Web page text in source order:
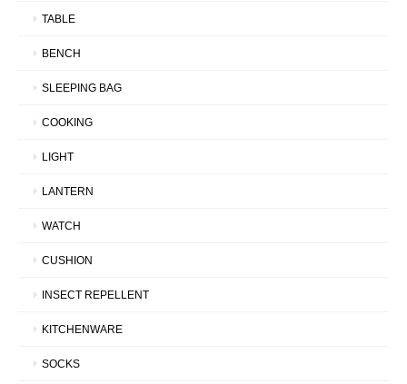
TABLE
BENCH
SLEEPING BAG
COOKING
LIGHT
LANTERN
WATCH
CUSHION
INSECT REPELLENT
KITCHENWARE
SOCKS